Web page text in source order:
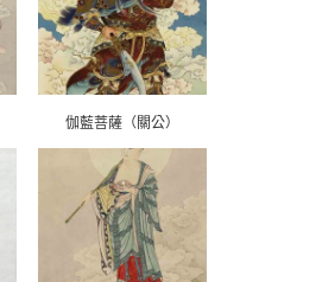
伽藍菩薩（關公）